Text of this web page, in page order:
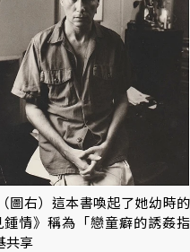
圖右）這本書喚起了她幼時的
情》稱為「戀童癖的誘姦指
共享